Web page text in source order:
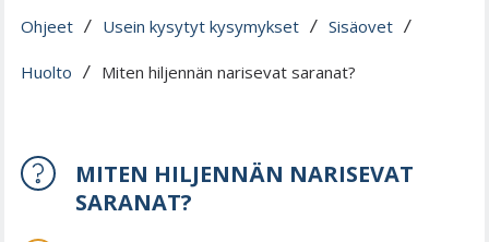
Ohjeet / Usein kysytyt kysymykset / Sisäovet /
Huolto / Miten hiljennän narisevat saranat?
MITEN HILJENNÄN NARISEVAT
SARANAT?